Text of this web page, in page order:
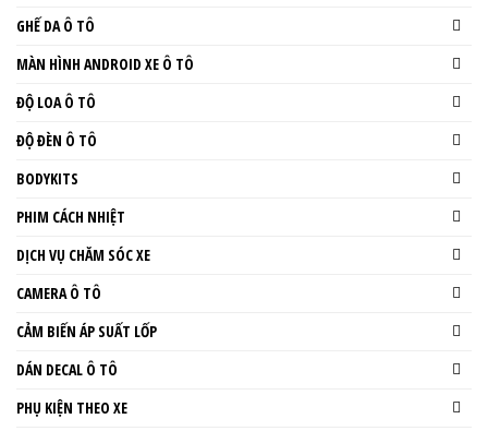
GHẾ DA Ô TÔ
MÀN HÌNH ANDROID XE Ô TÔ
ĐỘ LOA Ô TÔ
ĐỘ ĐÈN Ô TÔ
BODYKITS
PHIM CÁCH NHIỆT
DỊCH VỤ CHĂM SÓC XE
CAMERA Ô TÔ
CẢM BIẾN ÁP SUẤT LỐP
DÁN DECAL Ô TÔ
PHỤ KIỆN THEO XE